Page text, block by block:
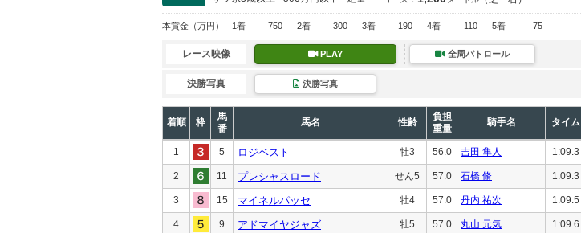
本賞金 （万円） 1着 750 2着 300 3着 190 4着 110 5着 75
レース映像 PLAY 全周パトロール
決勝写真 決勝写真
着順 枠
馬
番
馬名 性齢
負担
重量
騎手名 タイム
1 5 ロジベスト 牡3 56.0 吉田 隼人 1:09.3
2 11 プレシャスロード せん5 57.0 石橋 脩 1:09.3
3 15 マイネルパッセ 牡4 57.0 丹内 祐次 1:09.5
4 9 アドマイヤジャズ 牡5 57.0 丸山 元気 1:09.6